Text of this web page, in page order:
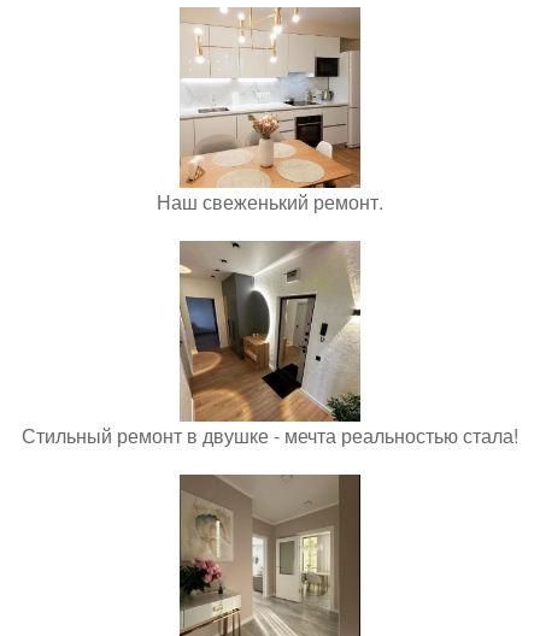
Наш свеженький ремонт.
Стильный ремонт в двушке - мечта реальностью стала!